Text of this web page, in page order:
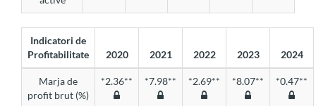
Indicatori de
Profitabilitate
2020 2021 2022 2023 2024
Marja de
profit brut (%)
*2.36** *7.98** *2.69** *8.07** *0.47**